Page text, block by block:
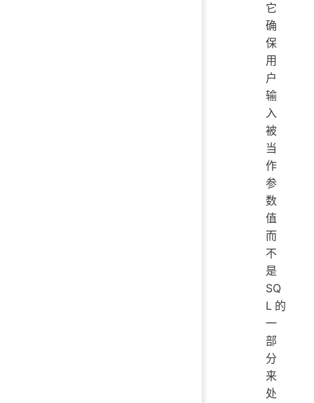
它
确
保
用
户
输
入
被
当
作
参
数
值
而
不
是
SQ
L的
一
部
分
来
处